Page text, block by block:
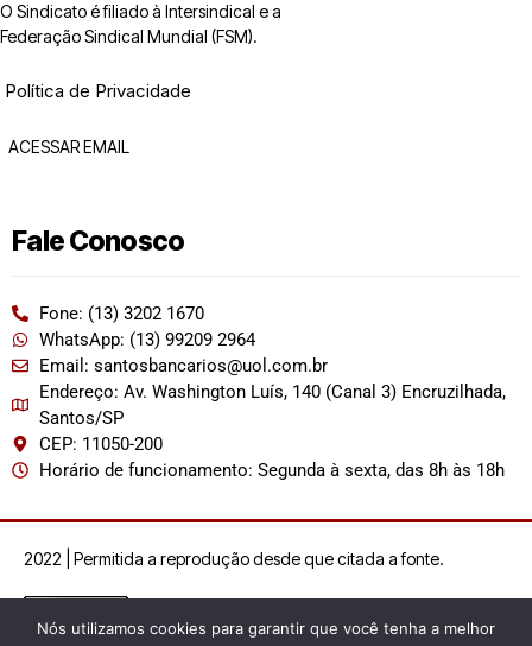
O Sindicato é filiado à Intersindical e a
Federação Sindical Mundial (FSM).
Política de Privacidade
ACESSAR EMAIL
Fale Conosco
Fone: (13) 3202 1670
WhatsApp: (13) 99209 2964
Email: santosbancarios@uol.com.br
Endereço: Av. Washington Luís, 140 (Canal 3) Encruzilhada,
Santos/SP
CEP: 11050-200
Horário de funcionamento: Segunda à sexta, das 8h às 18h
2022 | Permitida a reprodução desde que citada a fonte.
Nós utilizamos cookies para garantir que você tenha a melhor